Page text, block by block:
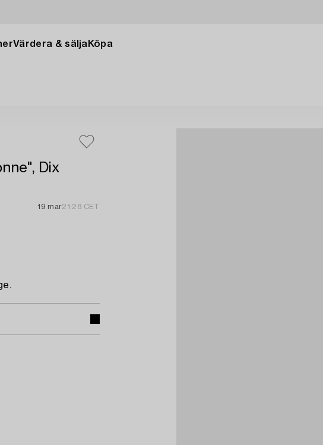
Värdera & sälja Köpa
Dix
19 mar21:28 CET